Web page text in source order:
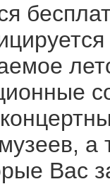
а
Вас